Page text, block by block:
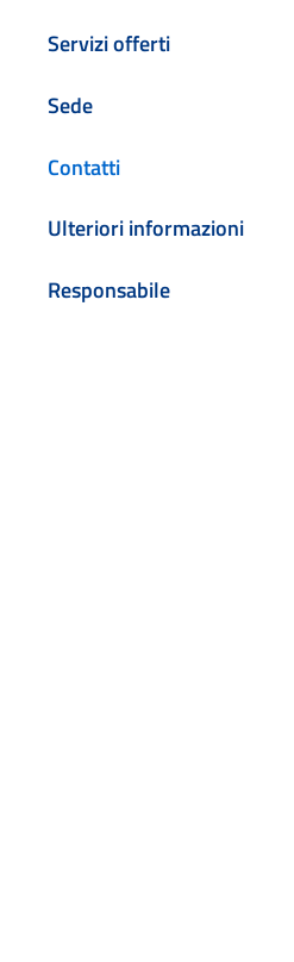
Servizi offerti
Sede
Contatti
Ulteriori informazioni
Responsabile